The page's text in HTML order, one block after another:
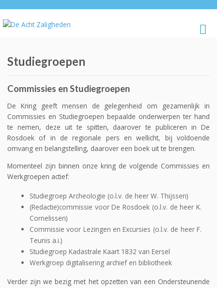
Studiegroepen
Commissies en Studiegroepen
De Kring geeft mensen de gelegenheid om gezamenlijk in
Commissies en Studiegroepen bepaalde onderwerpen ter hand
te nemen, deze uit te spitten, daarover te publiceren in De
Rosdoek of in de regionale pers en wellicht, bij voldoende
omvang en belangstelling, daarover een boek uit te brengen.
Momenteel zijn binnen onze kring de volgende Commissies en
Werkgroepen actief:
Studiegroep Archeologie (o.l.v. de heer W. Thijssen)
(Redactie)commissie voor De Rosdoek (o.l.v. de heer K.
Cornelissen)
Commissie voor Lezingen en Excursies (o.l.v. de heer F.
Teunis a.i.)
Studiegroep Kadastrale Kaart 1832 van Eersel
Werkgroep digitalisering archief en bibliotheek
Verder zijn we bezig met het opzetten van een Ondersteunende